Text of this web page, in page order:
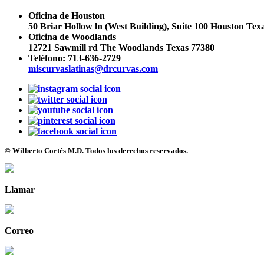
Oficina de Houston
50 Briar Hollow ln (West Building), Suite 100 Houston
Oficina de Woodlands
12721 Sawmill rd The Woodlands Texas 77380
Teléfono: 713-636-2729
miscurvaslatinas@drcurvas.com
© Wilberto Cortés M.D. Todos los derechos reservados.
Llamar
Correo